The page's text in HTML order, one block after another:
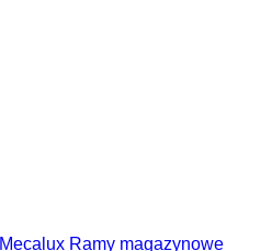
Mecalux Ramy magazynowe